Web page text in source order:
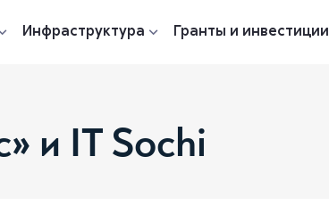
Инфраструктура Гранты и инвестиции
и IT Sochi